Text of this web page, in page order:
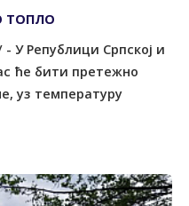
ТОПЛО
У Републици Српској и
ће бити претежно
уз температуру